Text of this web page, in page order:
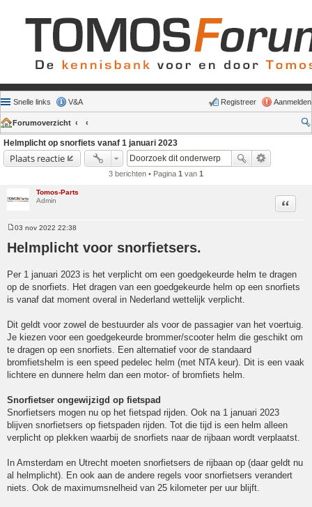
Snelle links V&A Aanmelden
Registreer
Forumoverzicht
Helmplicht op snorfiets vanaf 1 januari 2023
Plaats reactie
3 berichten • Pagina 1 van 1
Tomos-Parts
Admin
Citeer
03 nov 2022 22:38
Helmplicht voor snorfietsers.
Per 1 januari 2023 is het verplicht om een goedgekeurde helm te dragen
op de snorfiets. Het dragen van een goedgekeurde helm op een snorfiets
is vanaf dat moment overal in Nederland wettelijk verplicht.
Dit geldt voor zowel de bestuurder als voor de passagier van het voertuig.
Je kiezen voor een goedgekeurde brommer/scooter helm die geschikt om
te dragen op een snorfiets. Een alternatief voor de standaard
bromfietshelm is een speed pedelec helm (met NTA keur). Dit is een vaak
lichtere en dunnere helm dan een motor- of bromfiets helm.
Snorfietser ongewijzigd op fietspad
Snorfietsers mogen nu op het fietspad rijden. Ook na 1 januari 2023
blijven snorfietsers op fietspaden rijden. Tot die tijd is een helm alleen
verplicht op plekken waarbij de snorfiets naar de rijbaan wordt verplaatst.
In Amsterdam en Utrecht moeten snorfietsers de rijbaan op (daar geldt nu
al helmplicht). En ook aan de andere regels voor snorfietsers verandert
niets. Ook de maximumsnelheid van 25 kilometer per uur blijft.